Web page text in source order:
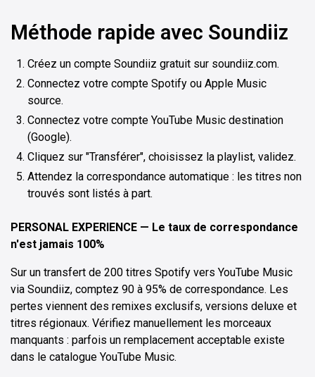
Méthode rapide avec Soundiiz
Créez un compte Soundiiz gratuit sur soundiiz.com.
Connectez votre compte Spotify ou Apple Music
source.
Connectez votre compte YouTube Music destination
(Google).
Cliquez sur "Transférer", choisissez la playlist, validez.
Attendez la correspondance automatique : les titres non
trouvés sont listés à part.
PERSONAL EXPERIENCE — Le taux de correspondance
n'est jamais 100%
Sur un transfert de 200 titres Spotify vers YouTube Music
via Soundiiz, comptez 90 à 95% de correspondance. Les
pertes viennent des remixes exclusifs, versions deluxe et
titres régionaux. Vérifiez manuellement les morceaux
manquants : parfois un remplacement acceptable existe
dans le catalogue YouTube Music.